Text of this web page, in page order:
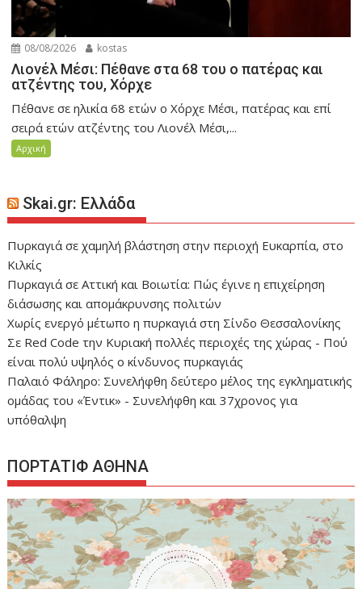
08/08/2026 kostas
Λιονέλ Μέσι: Πέθανε στα 68 του ο πατέρας και
ατζέντης του, Χόρχε
Πέθανε σε ηλικία 68 ετών ο Χόρχε Μέσι, πατέρας και επί
σειρά ετών ατζέντης του Λιονέλ Μέσι,...
Αρχική
Skai.gr: Ελλάδα
Πυρκαγιά σε χαμηλή βλάστηση στην περιοχή Ευκαρπία, στο
Κιλκίς
Πυρκαγιά σε Αττική και Βοιωτία: Πώς έγινε η επιχείρηση
διάσωσης και απομάκρυνσης πολιτών
Χωρίς ενεργό μέτωπο η πυρκαγιά στη Σίνδο Θεσσαλονίκης
Σε Red Code την Κυριακή πολλές περιοχές της χώρας - Πού
είναι πολύ υψηλός ο κίνδυνος πυρκαγιάς
Παλαιό Φάληρο: Συνελήφθη δεύτερο μέλος της εγκληματικής
ομάδας του «Έντικ» - Συνελήφθη και 37χρονος για
υπόθαλψη
ΠΟΡΤΑΤΙΦ ΑΘΗΝΑ